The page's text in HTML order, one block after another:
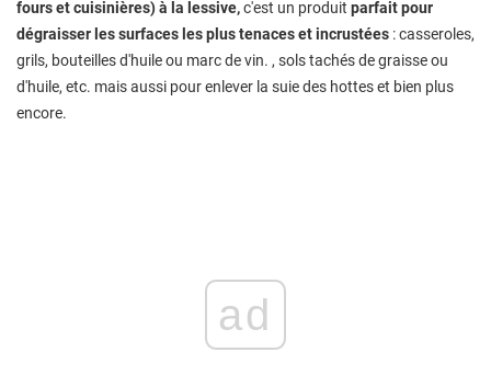
fours et cuisinières) à la lessive,c'est un produit parfait pour
dégraisser les surfaces les plus tenaces et incrustées : casseroles,
grils, bouteilles d'huile ou marc de vin. , sols tachés de graisse ou
d'huile, etc. mais aussi pour enlever la suie des hottes et bien plus
encore.
ad